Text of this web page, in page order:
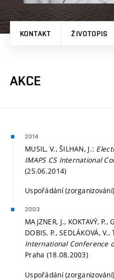
KONTAKT ŽIVOTOPIS
AKCE
2014
MUSIL, V., ŠILHAN, J.:
IMAPS CS International
(25.06.2014)
Uspořádání
2003
MAJZNER, J., KOKTAVÝ, P.,
DOBIS, P., SEDLÁKOVÁ,
International Conference
Praha (18.08.2003)
Uspořádání